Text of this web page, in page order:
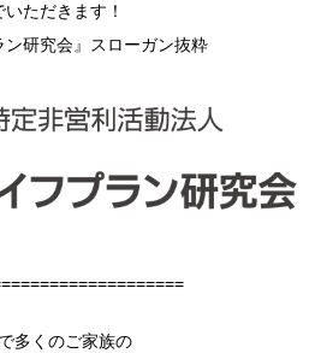
ただきます！
ン研究会』スローガン抜粋
多くのご家族の